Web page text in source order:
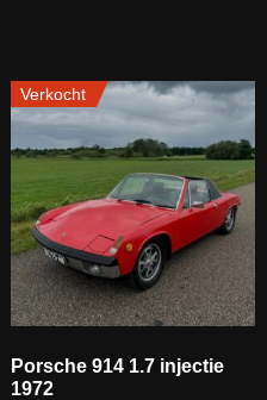
Verkocht
Porsche 914 1.7 injectie
1972